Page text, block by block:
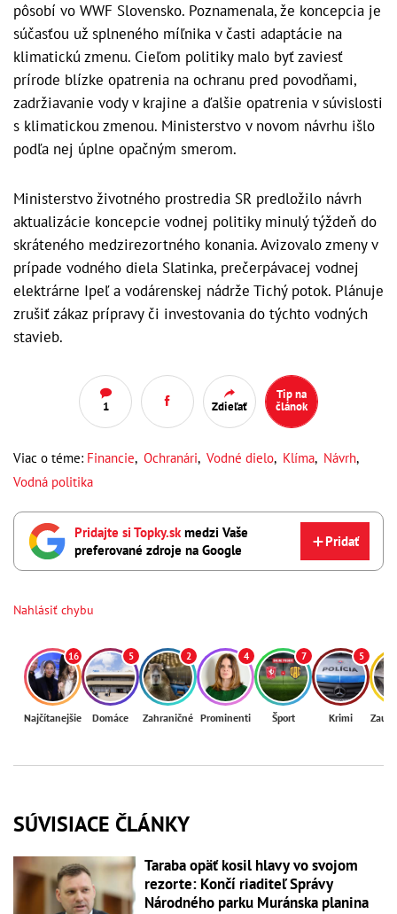
pôsobí vo WWF Slovensko. Poznamenala, že koncepcia je
súčasťou už splneného míľnika v časti adaptácie na
klimatickú zmenu. Cieľom politiky malo byť zaviesť
prírode blízke opatrenia na ochranu pred povodňami,
zadržiavanie vody v krajine a ďalšie opatrenia v súvislosti
s klimatickou zmenou. Ministerstvo v novom návrhu išlo
podľa nej úplne opačným smerom.
Ministerstvo životného prostredia SR predložilo návrh
aktualizácie koncepcie vodnej politiky minulý týždeň do
skráteného medzirezortného konania. Avizovalo zmeny v
prípade vodného diela Slatinka, prečerpávacej vodnej
elektrárne Ipeľ a vodárenskej nádrže Tichý potok. Plánuje
zrušiť zákaz prípravy či investovania do týchto vodných
stavieb.
1 Zdieľať
Tip na
článok
Viac o téme: Financie, Ochranári, Vodné dielo, Klíma, Návrh,
Vodná politika
Pridajte si Topky.skmedzi Vaše
preferované zdroje na Google
Pridať
Nahlásiť chybu
16
Najčítanejšie
5
Domáce
2
Zahraničné
4
Prominenti
7
Šport
5
Krimi
SÚVISIACE ČLÁNKY
Taraba opäť kosil hlavy vo svojom
rezorte: Končí riaditeľ Správy
Národného parku Muránska planina